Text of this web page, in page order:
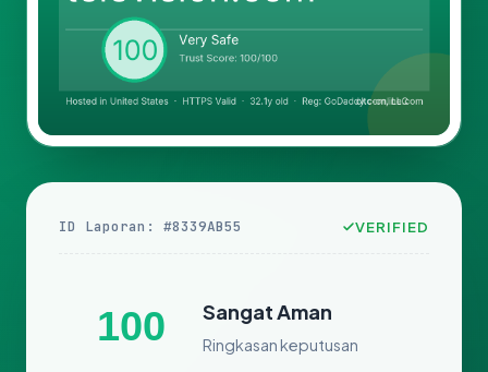
ID Laporan: #8339AB55 VERIFIED
100 Sangat Aman
Ringkasan keputusan